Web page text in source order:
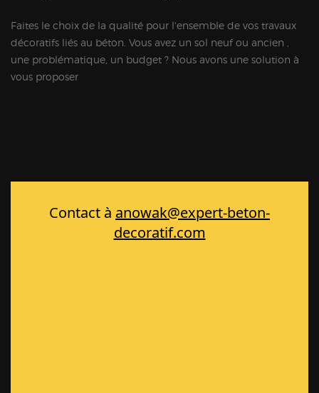
Faites le choix de la qualité pour l'ensemble de vos travaux
décoratifs liés au béton. Vous avez un sol neuf ou ancien ,
une problématique, un budget ? Nous avons une solution à
vous proposer